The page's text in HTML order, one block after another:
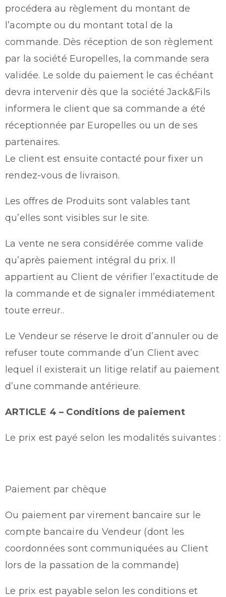
procédera au règlement du montant de
l’acompte ou du montant total de la
commande. Dès réception de son règlement
par la société Europelles, la commande sera
validée. Le solde du paiement le cas échéant
devra intervenir dès que la société Jack&Fils
informera le client que sa commande a été
réceptionnée par Europelles ou un de ses
partenaires.
Le client est ensuite contacté pour fixer un
rendez-vous de livraison.
Les offres de Produits sont valables tant
qu’elles sont visibles sur le site.
La vente ne sera considérée comme valide
qu’après paiement intégral du prix. Il
appartient au Client de vérifier l’exactitude de
la commande et de signaler immédiatement
toute erreur..
Le Vendeur se réserve le droit d’annuler ou de
refuser toute commande d’un Client avec
lequel il existerait un litige relatif au paiement
d’une commande antérieure.
ARTICLE 4 – Conditions de paiement
Le prix est payé selon les modalités suivantes :
Paiement par chèque
Ou paiement par virement bancaire sur le
compte bancaire du Vendeur (dont les
coordonnées sont communiquées au Client
lors de la passation de la commande)
Le prix est payable selon les conditions et